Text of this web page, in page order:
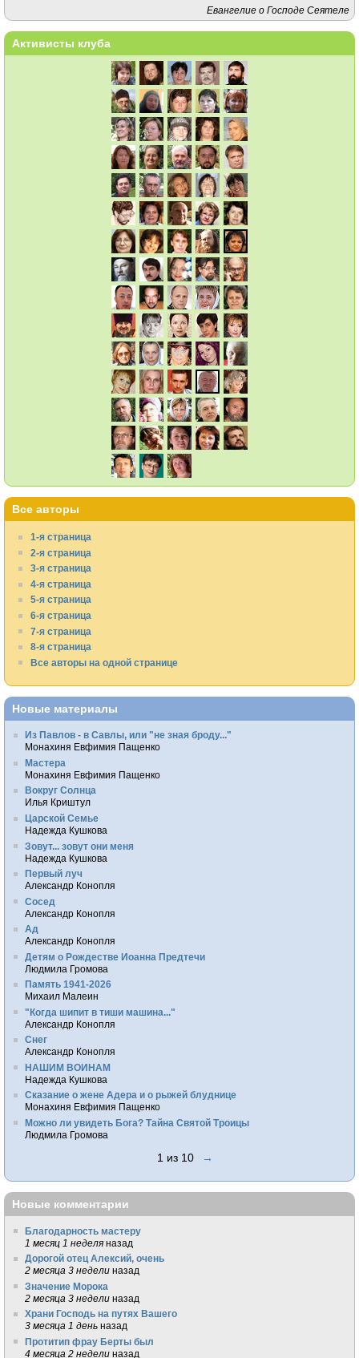
Евангелие о Господе Сеятеле
Активисты клуба
Все авторы
1-я страница
2-я страница
3-я страница
4-я страница
5-я страница
6-я страница
7-я страница
8-я страница
Все авторы на одной странице
Новые материалы
Из Павлов - в Савлы, или "не зная броду..."
Монахиня Евфимия Пащенко
Мастера
Монахиня Евфимия Пащенко
Вокруг Солнца
Илья Криштул
Царской Семье
Надежда Кушкова
Зовут... зовут они меня
Надежда Кушкова
Первый луч
Александр Конопля
Сосед
Александр Конопля
Ад
Александр Конопля
Детям о Рождестве Иоанна Предтечи
Людмила Громова
Память 1941-2026
Михаил Малеин
"Когда шипит в тиши машина..."
Александр Конопля
Снег
Александр Конопля
НАШИМ ВОИНАМ
Надежда Кушкова
Сказание о жене Адера и о рыжей блуднице
Монахиня Евфимия Пащенко
Можно ли увидеть Бога? Тайна Святой Троицы
Людмила Громова
1 из 10 →
Новые комментарии
Благодарность мастеру
1 месяц 1 неделя назад
Дорогой отец Алексий, очень
2 месяца 3 недели назад
Значение Морока
2 месяца 3 недели назад
Храни Господь на путях Вашего
3 месяца 1 день назад
Протитип фрау Берты был
4 месяца 2 недели назад